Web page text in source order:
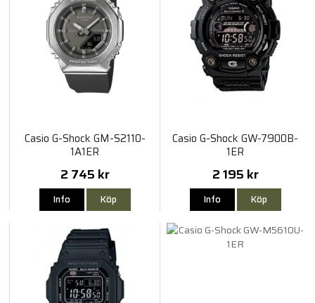
Casio G-Shock GM-S2110-
1A1ER
2 745 kr
Info Köp
Casio G-Shock GW-7900B-
1ER
2 195 kr
Info Köp